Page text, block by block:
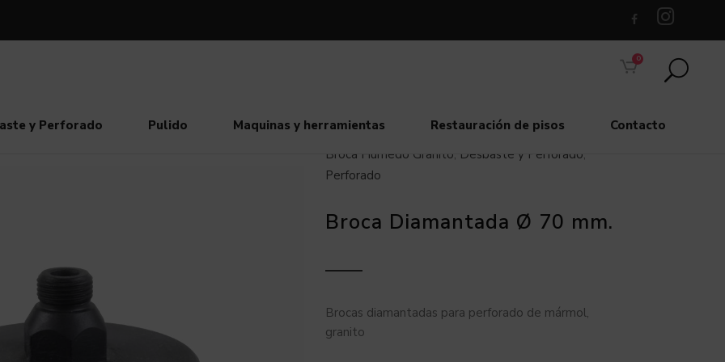
0
y Perforado Pulido Maquinas y herramientas Restauración de pisos
Contacto
Broca Húmedo Granito, Desbaste y Perforado,
Perforado
Broca Diamantada Ø 70 mm.
Brocas diamantadas para perforado de mármol,
granito